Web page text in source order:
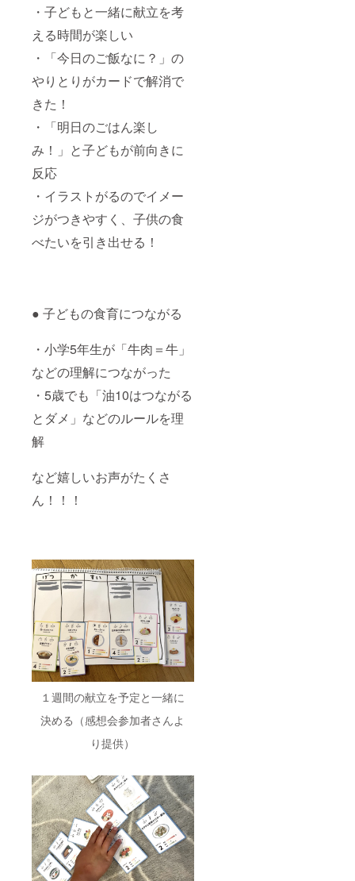
・子どもと一緒に献立を考
える時間が楽しい
・「今日のご飯なに？」の
やりとりがカードで解消で
きた！
・「明日のごはん楽し
み！」と子どもが前向きに
反応
・イラストがるのでイメー
ジがつきやすく、子供の食
べたいを引き出せる！
● 子どもの食育につながる
・小学5年生が「牛肉＝牛」
などの理解につながった
・5歳でも「油10はつながる
とダメ」などのルールを理
解
など嬉しいお声がたくさ
ん！！！
１週間の献立を予定と一緒に
決める（感想会参加者さんよ
り提供）